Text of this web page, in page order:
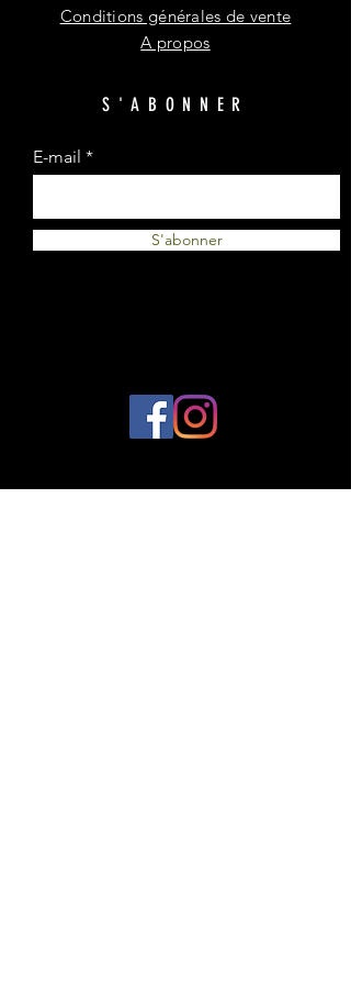
Conditions générales de vente
A propos
S'ABONNER
E-mail
S'abonner